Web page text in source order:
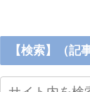
【検索】（記